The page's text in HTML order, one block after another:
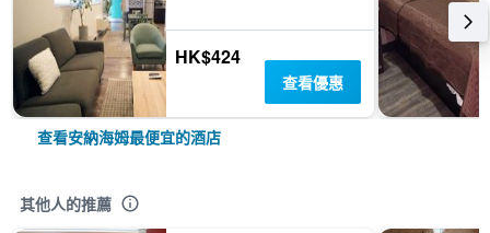
HK$424
查看優惠
查看安納海姆最便宜的酒店
其他人的推薦